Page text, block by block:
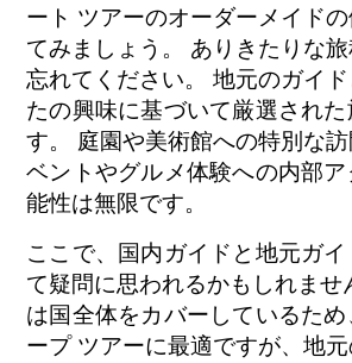
ート ツアーのオーダーメイド
てみましょう。 ありきたりな
忘れてください。 地元のガイ
たの興味に基づいて厳選された
す。 庭園や美術館への特別な
ベントやグルメ体験への内部
能性は無限です。
ここで、国内ガイドと地元ガ
て疑問に思われるかもしれませ
は国全体をカバーしているた
ープ ツアーに最適ですが、地